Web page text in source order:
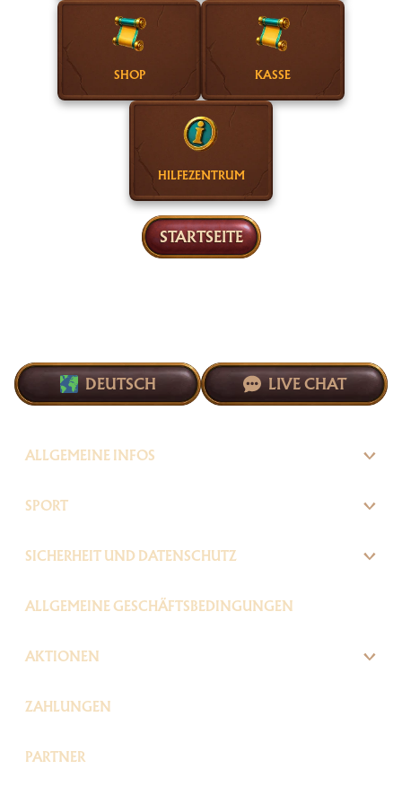
SHOP KASSE
HILFEZENTRUM
STARTSEITE
DEUTSCH LIVE CHAT
ALLGEMEINE INFOS
SPORT
SICHERHEIT UND DATENSCHUTZ
ALLGEMEINE GESCHÄFTSBEDINGUNGEN
AKTIONEN
ZAHLUNGEN
PARTNER